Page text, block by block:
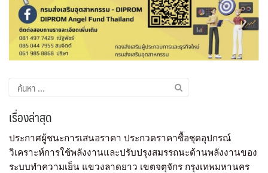
เรื่องล่าสุด
ประกาศผู้ชนะการเสนอราคา ประกวดราคาซื้อชุดอุปกรณ์
วิเคราะห์การใช้พลังงานและปรับปรุงสมรรถนะด้านพลังงานของ
ระบบทำความเย็น แขวงลาดยาว เขตจตุจักร กรุงเทพมหานคร